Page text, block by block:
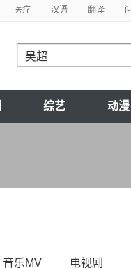
医疗 汉语 翻译
综艺 动漫
音乐MV 电视剧